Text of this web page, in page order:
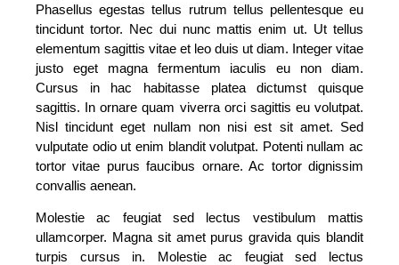
Phasellus egestas tellus rutrum tellus pellentesque eu
tincidunt tortor. Nec dui nunc mattis enim ut. Ut tellus
elementum sagittis vitae et leo duis ut diam. Integer vitae
justo eget magna fermentum iaculis eu non diam.
Cursus in hac habitasse platea dictumst quisque
sagittis. In ornare quam viverra orci sagittis eu volutpat.
Nisl tincidunt eget nullam non nisi est sit amet. Sed
vulputate odio ut enim blandit volutpat. Potenti nullam ac
tortor vitae purus faucibus ornare. Ac tortor dignissim
convallis aenean.
Molestie ac feugiat sed lectus vestibulum mattis
ullamcorper. Magna sit amet purus gravida quis blandit
turpis cursus in. Molestie ac feugiat sed lectus